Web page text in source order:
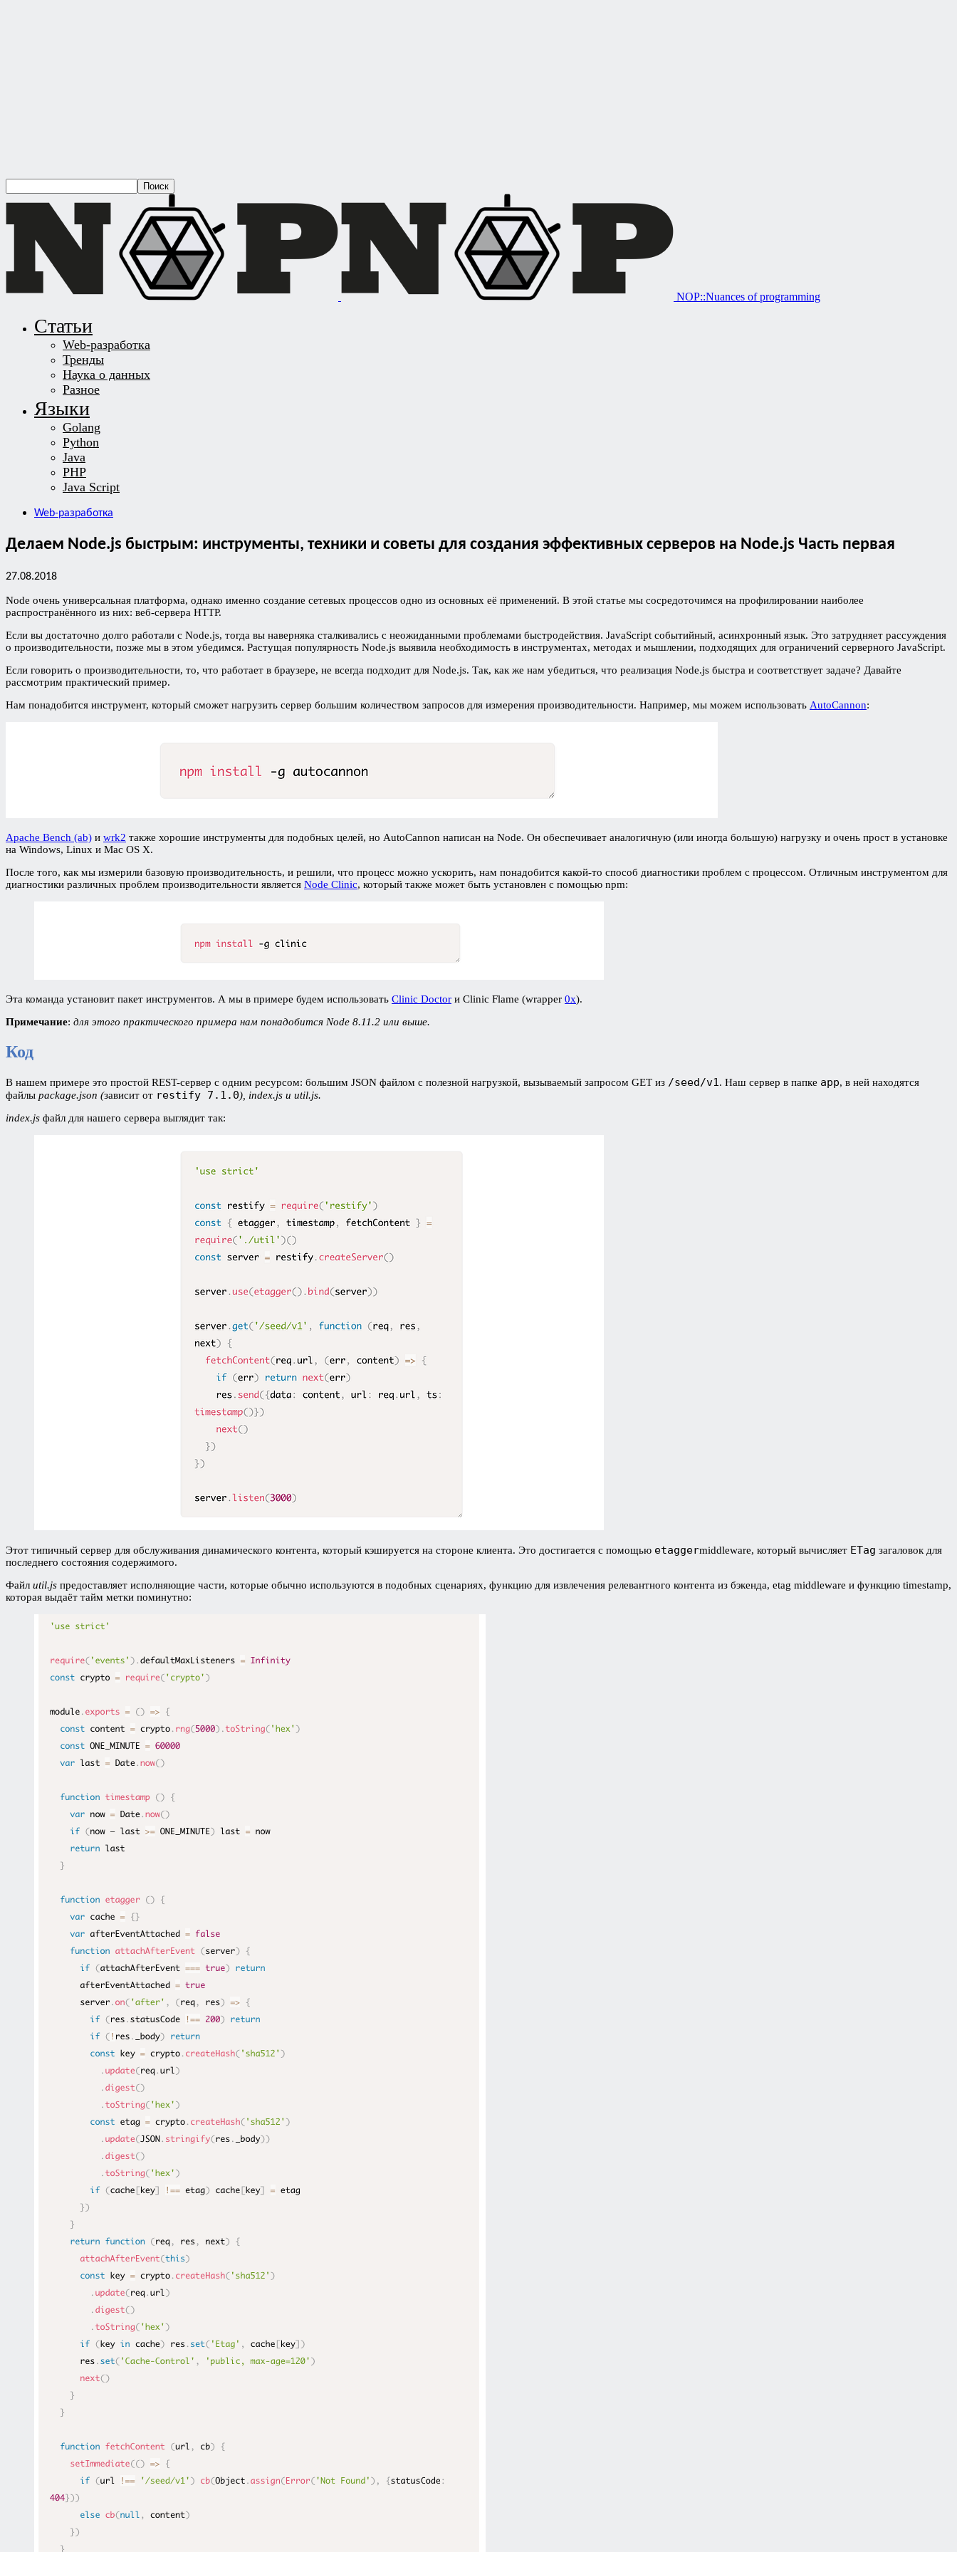
NOP::Nuances of programming
Статьи
Web-разработка
Тренды
Наука о данных
Разное
Языки
Golang
Python
Java
PHP
Java Script
Web-разработка
Делаем Node.js быстрым: инструменты, техники и советы для создания эффективных серверов на Node.js Часть первая
27.08.2018
Node очень универсальная платформа, однако именно создание сетевых процессов одно из основных её применений. В этой статье мы сосредоточимся на профилировании наиболее
распространённого из них: веб-сервера HTTP.
Если вы достаточно долго работали с Node.js, тогда вы наверняка сталкивались с неожиданными проблемами быстродействия. JavaScript событийный, асинхронный язык. Это затрудняет рассуждения
о производительности, позже мы в этом убедимся. Растущая популярность Node.js выявила необходимость в инструментах, методах и мышлении, подходящих для ограничений серверного JavaScript.
Если говорить о производительности, то, что работает в браузере, не всегда подходит для Node.js. Так, как же нам убедиться, что реализация Node.js быстра и соответствует задаче? Давайте
рассмотрим практический пример.
Нам понадобится инструмент, который сможет нагрузить сервер большим количеством запросов для измерения производительности. Например, мы можем использовать AutoCannon:
Apache Bench (ab) и wrk2 также хорошие инструменты для подобных целей, но AutoCannon написан на Node. Он обеспечивает аналогичную (или иногда большую) нагрузку и очень прост в установке
на Windows, Linux и Mac OS X.
После того, как мы измерили базовую производительность, и решили, что процесс можно ускорить, нам понадобится какой-то способ диагностики проблем с процессом. Отличным инструментом для
диагностики различных проблем производительности является Node Clinic, который также может быть установлен с помощью npm:
Эта команда установит пакет инструментов. А мы в примере будем использовать Clinic Doctor и Clinic Flame (wrapper 0x).
Примечание: для этого практического примера нам понадобится Node 8.11.2 или выше.
Код
В нашем примере это простой REST-сервер с одним ресурсом: большим JSON файлом с полезной нагрузкой, вызываемый запросом GET из /seed/v1. Наш сервер в папке app, в ней находятся
файлы package.json (зависит от restify 7.1.0), index.js и util.js.
index.js файл для нашего сервера выглядит так:
Этот типичный сервер для обслуживания динамического контента, который кэшируется на стороне клиента. Это достигается с помощью etaggermiddleware, который вычисляет ETag загаловок для
последнего состояния содержимого.
Файл util.js предоставляет исполняющие части, которые обычно используются в подобных сценариях, функцию для извлечения релевантного контента из бэкенда, etag middleware и функцию timestamp,
которая выдаёт тайм метки поминутно: